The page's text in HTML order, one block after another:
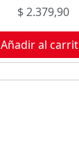
$2.379,90
Añadir al